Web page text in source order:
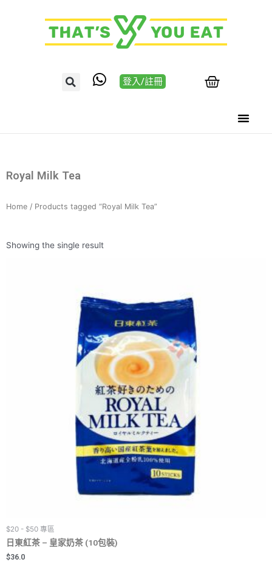
登入/註冊
Royal Milk Tea
Home / Products tagged “Royal Milk Tea”
Showing the single result
$20 - $50 專區
日東紅茶 – 皇家奶茶 (10包裝)
$36.0